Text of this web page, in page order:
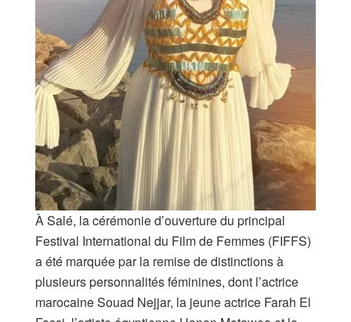
À Salé, la cérémonie d’ouverture du principal
Festival International du Film de Femmes (FIFFS)
a été marquée par la remise de distinctions à
plusieurs personnalités féminines, dont l’actrice
marocaine Souad Nejjar, la jeune actrice Farah El